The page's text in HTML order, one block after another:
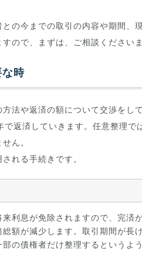
の今までの取引の内容や期間
ので、まずは、ご相談ください
時
法や返済の額について交渉を
返済していきます。任意整理
ん。
れる手続きです。
利息が免除されますので、完済
額が減少します。取引期間が長
の債権者だけ整理するというよ